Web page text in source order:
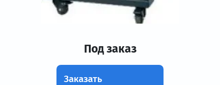
Под заказ
Заказать